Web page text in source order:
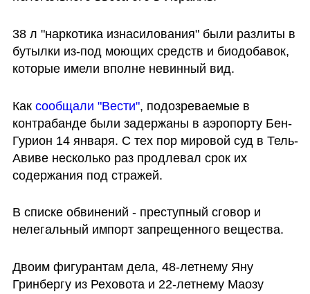
38 л "наркотика изнасилования" были разлиты в
бутылки из-под моющих средств и биодобавок,
которые имели вполне невинный вид.
Как сообщали "Вести", подозреваемые в
контрабанде были задержаны в аэропорту Бен-
Гурион 14 января. С тех пор мировой суд в Тель-
Авиве несколько раз продлевал срок их
содержания под стражей.
В списке обвинений - преступный сговор и
нелегальный импорт запрещенного вещества.
Двоим фигурантам дела, 48-летнему Яну
Гринбергу из Реховота и 22-летнему Маозу